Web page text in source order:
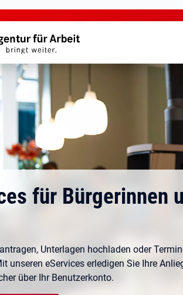
für Bürgerinnen
Unterlagen hochladen oder
unseren eServices erledigen Sie Ihre
über Ihr Benutzerkonto.